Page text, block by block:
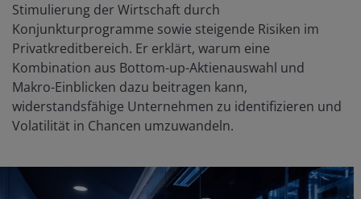
Stimulierung der Wirtschaft durch
Konjunkturprogramme sowie steigende Risiken im
Privatkreditbereich. Er erklärt, warum eine
Kombination aus Bottom-up-Aktienauswahl und
Makro-Einblicken dazu beitragen kann,
widerstandsfähige Unternehmen zu identifizieren und
Volatilität in Chancen umzuwandeln.